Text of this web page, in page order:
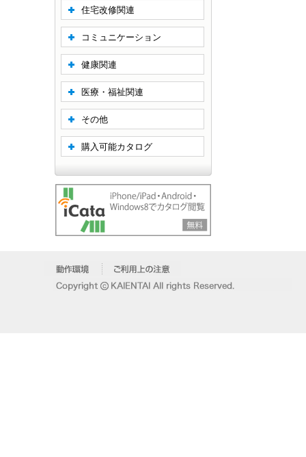
住宅改修関連
コミュニケーション
健康関連
医療・福祉関連
その他
購入可能カタログ